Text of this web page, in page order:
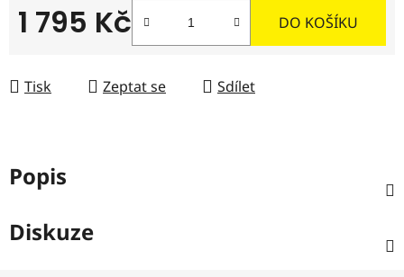
1 795 Kč DO KOŠÍKU
Tisk Zeptat se Sdílet
Popis
Diskuze